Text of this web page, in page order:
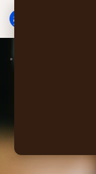
innhold